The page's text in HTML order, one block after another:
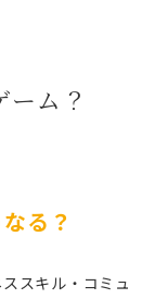
ム？
る？
スキル・コミュ